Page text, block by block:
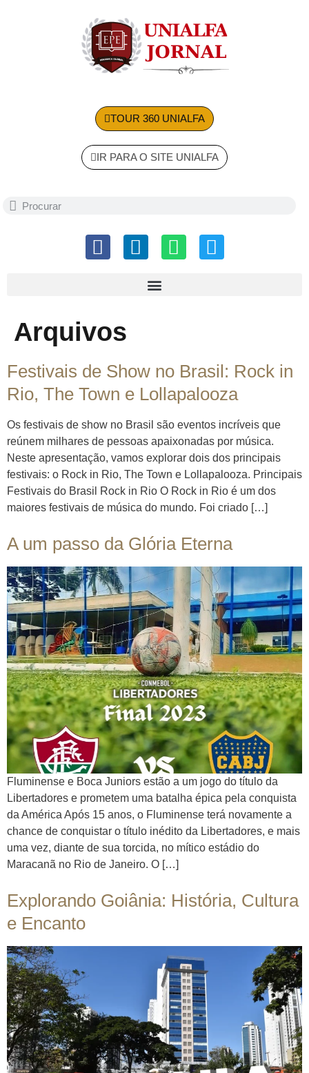
TOUR 360 UNIALFA
IR PARA O SITE UNIALFA
Arquivos
Festivais de Show no Brasil: Rock in
Rio, The Town e Lollapalooza
Os festivais de show no Brasil são eventos incríveis que
reúnem milhares de pessoas apaixonadas por música.
Neste apresentação, vamos explorar dois dos principais
festivais: o Rock in Rio, The Town e Lollapalooza. Principais
Festivais do Brasil Rock in Rio O Rock in Rio é um dos
maiores festivais de música do mundo. Foi criado […]
A um passo da Glória Eterna
Fluminense e Boca Juniors estão a um jogo do título da
Libertadores e prometem uma batalha épica pela conquista
da América Após 15 anos, o Fluminense terá novamente a
chance de conquistar o título inédito da Libertadores, e mais
uma vez, diante de sua torcida, no mítico estádio do
Maracanã no Rio de Janeiro. O […]
Explorando Goiânia: História, Cultura
e Encanto